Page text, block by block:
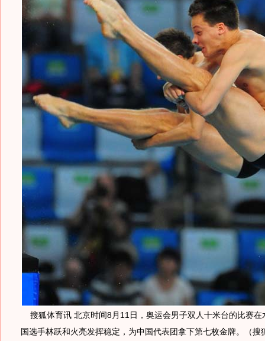
搜狐体育讯 北京时间8月11日，奥运会男子双人十米台的比赛在
国选手林跃和火亮发挥稳定，为中国代表团拿下第七枚金牌。（搜